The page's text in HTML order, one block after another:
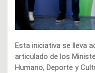
Esta iniciativa se lleva
articulado de los
Humano, Deporte y